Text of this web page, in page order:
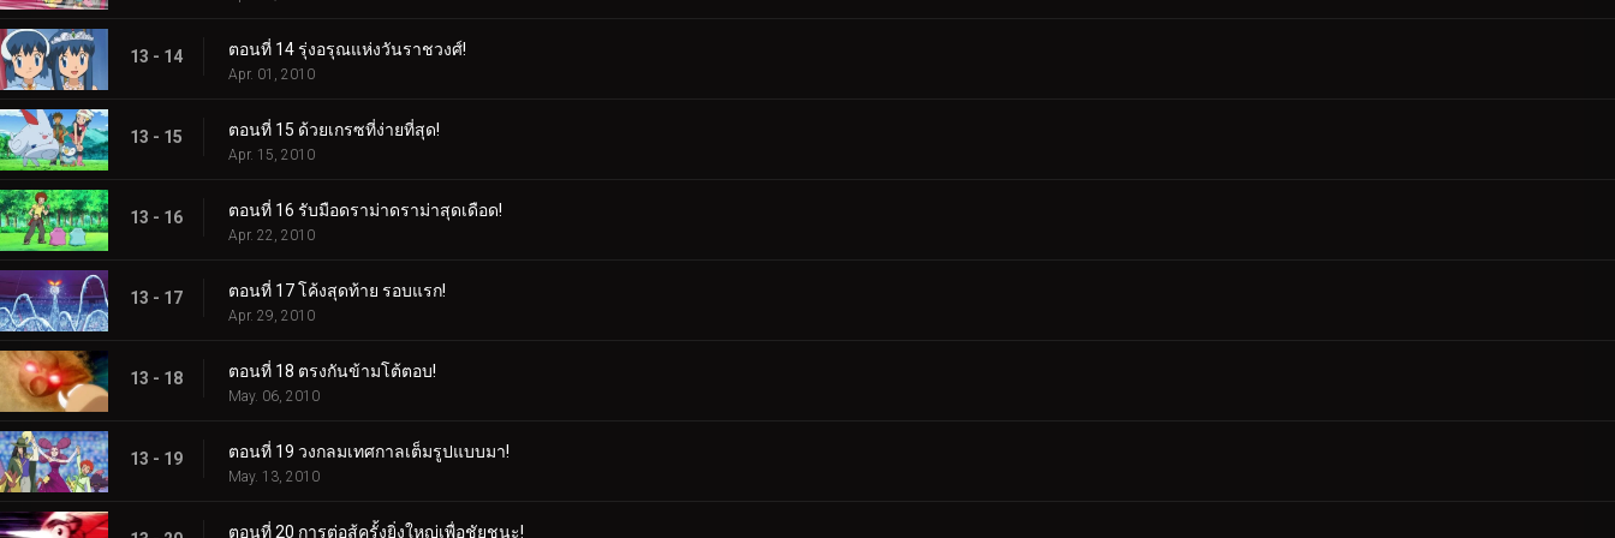
13 - 14 ตอนที่ 14 รุ่งอรุณแห่งวันราชวงศ์!
Apr. 01, 2010
13 - 15 ตอนที่ 15 ด้วยเกรซที่ง่ายที่สุด!
Apr. 15, 2010
13 - 16 ตอนที่ 16 รับมือดราม่าดราม่าสุดเดือด!
Apr. 22, 2010
13 - 17 ตอนที่ 17 โค้งสุดท้าย รอบแรก!
Apr. 29, 2010
13 - 18 ตอนที่ 18 ตรงกันข้ามโต้ตอบ!
May. 06, 2010
13 - 19 ตอนที่ 19 วงกลมเทศกาลเต็มรูปแบบมา!
May. 13, 2010
ตอนที่ 20 การต่อสู้ครั้งยิ่งใหญ่เพื่อชัยชนะ!